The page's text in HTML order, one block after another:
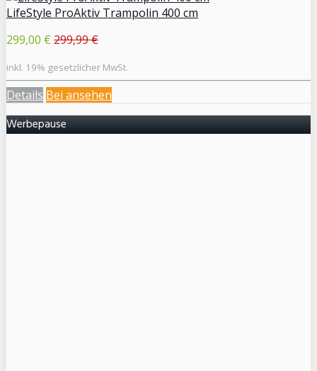
LifeStyle ProAktiv Trampolin 400 cm
299,00 € 299,99 €
inkl. 19% gesetzlicher MwSt.
Details Bei ansehen
Werbepause